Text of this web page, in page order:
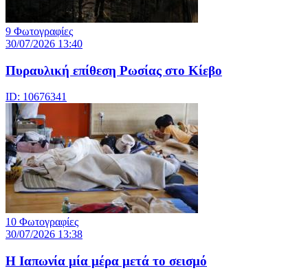
9 Φωτογραφίες
30/07/2026 13:40
Πυραυλική επίθεση Ρωσίας στο Κίεβο
ID: 10676341
10 Φωτογραφίες
30/07/2026 13:38
Η Ιαπωνία μία μέρα μετά το σεισμό